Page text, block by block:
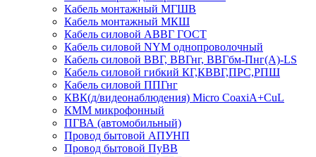
Кабель монтажный МГШВ
Кабель монтажный МКШ
Кабель силовой АВВГ ГОСТ
Кабель силовой NYM однопроволочный
Кабель силовой ВВГ, ВВГнг, ВВГбм-Пнг(А)-LS
Кабель силовой гибкий КГ,КВВГ,ПРС,РПШ
Кабель силовой ППГнг
КВК(д/видеонаблюдения) Micro CoaxiA+CuL
КММ микрофонный
ПГВА (автомобильный)
Провод бытовой АПУНП
Провод бытовой ПуВВ